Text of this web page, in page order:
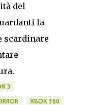
del
la
scardinare
3
XBOX 360